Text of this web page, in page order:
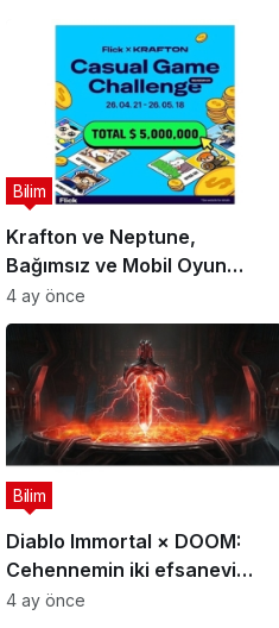
Krafton ve Neptune,
Bağımsız ve Mobil Oyun
Geliştiricileri İçin 5 Milyon
Dolarlık Küresel Oyun
Yarışmasını Başlattı
Bilim
4 ay önce
Diablo Immortal × DOOM:
Cehennemin iki efsanevi
vizyonu birleşiyor
Bilim
4 ay önce